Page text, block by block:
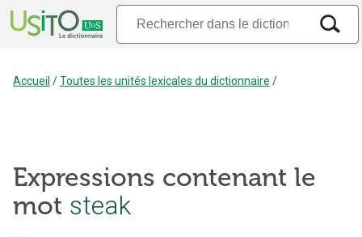
Accueil /Toutes les unités lexicales du dictionnaire /
Expressions contenant le
mot steak